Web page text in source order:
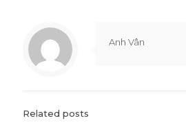
Anh Vân
Related posts